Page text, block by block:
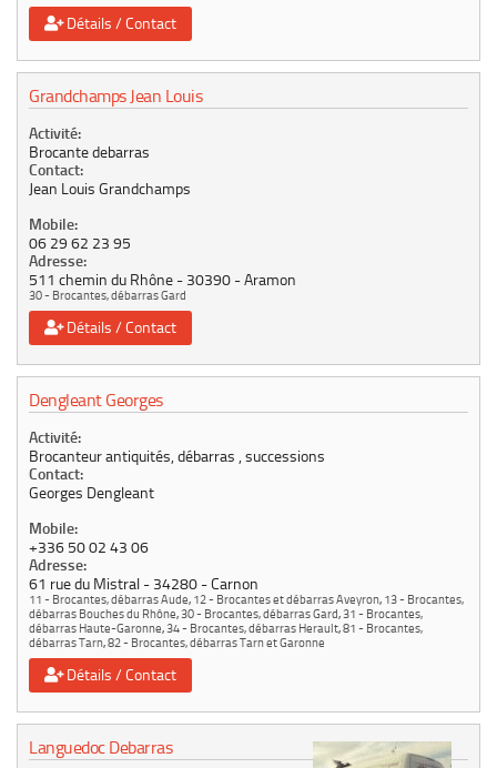
Détails / Contact
Grandchamps Jean Louis
Activité:
Brocante debarras
Contact:
Jean Louis Grandchamps
Mobile:
06 29 62 23 95
Adresse:
511 chemin du Rhône 30390 Aramon
30 - Brocantes, débarras Gard
Détails / Contact
Dengleant Georges
Activité:
Brocanteur antiquités, débarras , successions
Contact:
Georges Dengleant
Mobile:
+336 50 02 43 06
Adresse:
61 rue du Mistral 34280 Carnon
11 - Brocantes, débarras Aude, 12 - Brocantes et débarras Aveyron, 13 - Brocantes,
débarras Bouches du Rhône,30 - Brocantes, débarras Gard,31 - Brocantes,
débarras Haute-Garonne,34 - Brocantes, débarras Herault,81 - Brocantes,
débarras Tarn,82 - Brocantes, débarras Tarn et Garonne
Détails / Contact
Languedoc Debarras